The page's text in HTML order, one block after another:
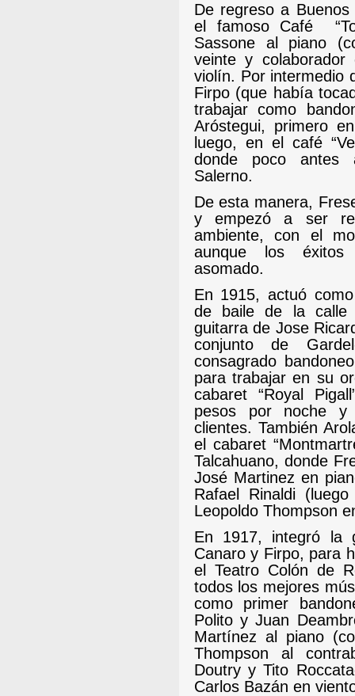
De regreso a
el famoso Café
Sassone al piano
veinte y
violín. Por intermedio
Firpo (que había
trabajar como
Aróstegui, primero
luego, en el café
donde poco antes
Salerno.
De esta manera,
y empezó a ser
ambiente, con el
aunque los
asomado.
En 1915, actuó
de baile de la calle
guitarra de Jose
conjunto de
consagrado
para trabajar en su
cabaret “Royal
pesos por noche y
clientes. También
el cabaret
Talcahuano, donde
José Martinez en
Rafael Rinaldi
Leopoldo Thompson
En 1917, integró la
Canaro y Firpo, para
el Teatro Colón de
todos los mejores
como primer
Polito y Juan
Martínez al piano
Thompson al
Doutry y Tito
Carlos Bazán en